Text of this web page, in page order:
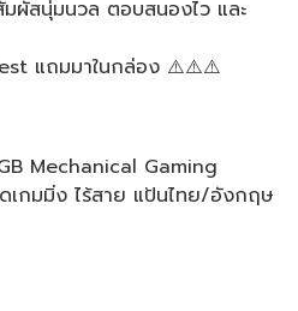
มผัสนุ่มนวล ตอบสนองไว และ
แถมมาในกล่อง ⚠️⚠️⚠️
Mechanical Gaming
กมมิ่ง ไร้สาย แป้นไทย/อังกฤษ